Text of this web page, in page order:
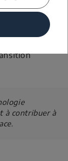
Chaque
pour
la mesure du
à contribuer à